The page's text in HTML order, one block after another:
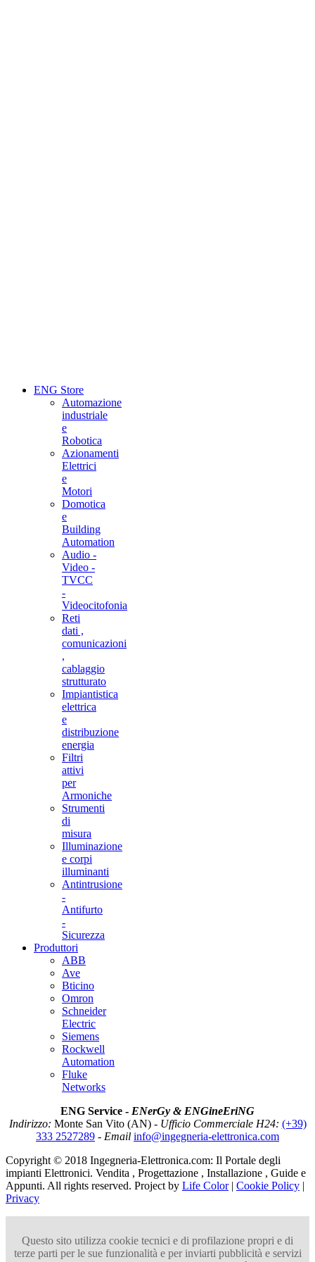
ENG Store
Automazione
industriale
e
Robotica
Azionamenti
Elettrici
e
Motori
Domotica
e
Building
Automation
Audio -
Video -
TVCC
-
Videocitofonia
Reti
dati ,
comunicazioni
,
cablaggio
strutturato
Impiantistica
elettrica
e
distribuzione
energia
Filtri
attivi
per
Armoniche
Strumenti
di
misura
Illuminazione
e corpi
illuminanti
Antintrusione
-
Antifurto
-
Sicurezza
Produttori
ABB
Ave
Bticino
Omron
Schneider
Electric
Siemens
Rockwell
Automation
Fluke
Networks
ENG Service - ENerGy & ENGineEriNG
Indirizzo: Monte San Vito (AN) - Ufficio Commerciale H24: (+39)
333 2527289 - Email info@ingegneria-elettronica.com
Copyright © 2018 Ingegneria-Elettronica.com: Il Portale degli
impianti Elettronici. Vendita , Progettazione , Installazione , Guide e
Appunti. All rights reserved. Project by Life Color| Cookie Policy |
Privacy
Questo sito utilizza cookie tecnici e di profilazione propri e di
terze parti per le sue funzionalità e per inviarti pubblicità e servizi